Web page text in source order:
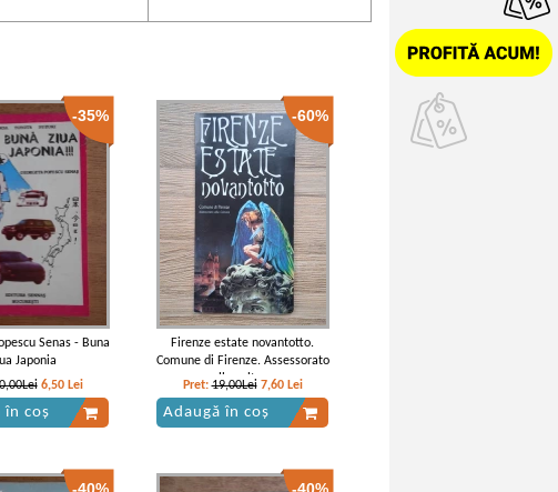
-35%
Senas - Buna
Japonia
6,50 Lei
în coș
-60%
Firenze estate novantotto.
Comune di Firenze. Assessorato
alla cultura
Pret:19,00Lei 7,60 Lei
Adaugă în coș